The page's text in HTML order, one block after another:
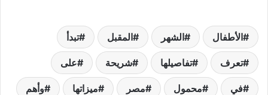
الأطفال الشهر المقبل تبدأ
تعرف تفاصيلها شريحة على
في محمول مصر ميزاتها وأهم